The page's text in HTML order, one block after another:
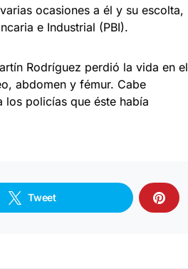
ocasiones a él y su escolta,
e Industrial (PBI).
Rodríguez perdió la vida en el
abdomen y fémur. Cabe
policías que éste había
Tweet